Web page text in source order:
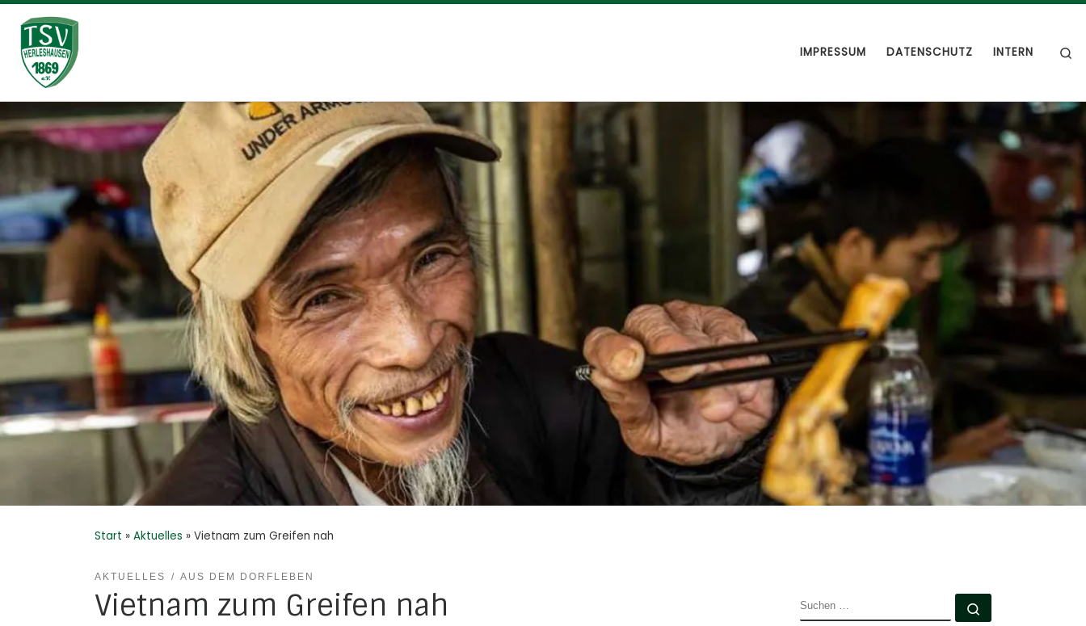
Zum Inhalt springen
IMPRESSUM DATENSCHUTZ INTERN
Start » Aktuelles » Vietnam zum Greifen nah
AKTUELLES AUS DEM DORFLEBEN
Vietnam zum Greifen nah SUCHE